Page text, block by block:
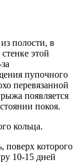
полости, в
этой
пупочного
перевязанной
появляется
покоя.
кольца.
поверх которого
10-15 дней